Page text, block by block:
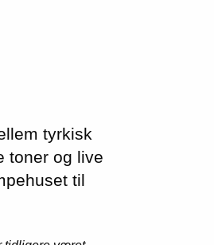
tyrkisk
toner og live
til